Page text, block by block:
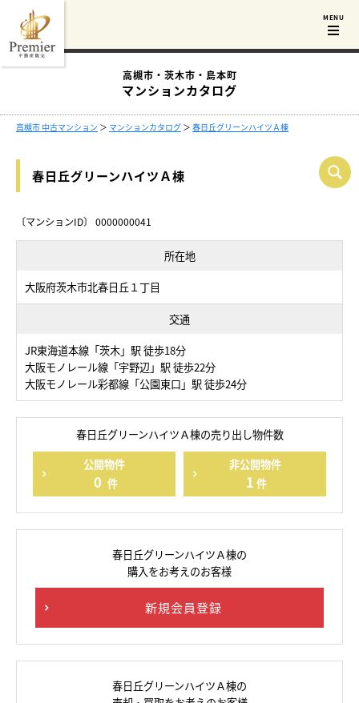
高槻市・茨木市・島本町
マンションカタログ
高槻市 中古マンション ＞ マンションカタログ ＞ 春日丘グリーンハイツＡ棟
春日丘グリーンハイツＡ棟
〔マンションID〕 0000000041
所在地
大阪府茨木市北春日丘１丁目
交通
JR東海道本線「茨木」駅 徒歩18分
大阪モノレール線「宇野辺」駅 徒歩22分
大阪モノレール彩都線「公園東口」駅 徒歩24分
春日丘グリーンハイツＡ棟の売り出し物件数
公開物件
0 件
非公開物件
1 件
春日丘グリーンハイツＡ棟の
購入をお考えのお客様
新規会員登録
春日丘グリーンハイツＡ棟の